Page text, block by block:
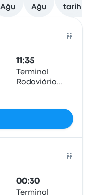
Ağu
Ağu
tarih
11:35
Terminal
Rodoviário
00:30
Terminal